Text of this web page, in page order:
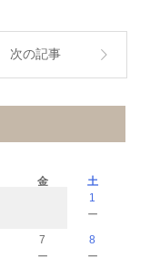
次の記事
金
土
1
－
7
－
8
－